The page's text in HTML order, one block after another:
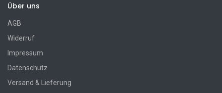
Über uns
AGB
Widerruf
Impressum
Datenschutz
Versand & Lieferung